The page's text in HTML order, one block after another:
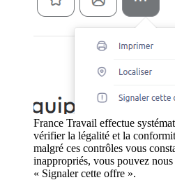
France Travail effectue
vérifier la légalité et la
malgré ces contrôles vous
inappropriés, vous pouvez
« Signaler cette offre ».